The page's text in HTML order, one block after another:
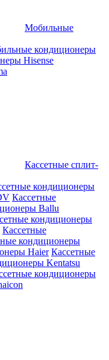
Мобильные
кондиционеры
Hisense
Кассетные сплит-
кондиционеры
Кассетные
Ballu
кондиционеры
Кассетные
кондиционеры
Haier Кассетные
Kentatsu
кондиционеры